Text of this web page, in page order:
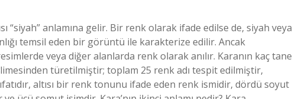
“siyah” anlamına gelir. Bir renk olarak ifade edilse de, siyah veya
temsil eden bir görüntü ile karakterize edilir. Ancak
veya diğer alanlarda renk olarak anılır. Karanın kaç tane
türetilmiştir; toplam 25 renk adı tespit edilmiştir,
altısı bir renk tonunu ifade eden renk ismidir, dördü soyut